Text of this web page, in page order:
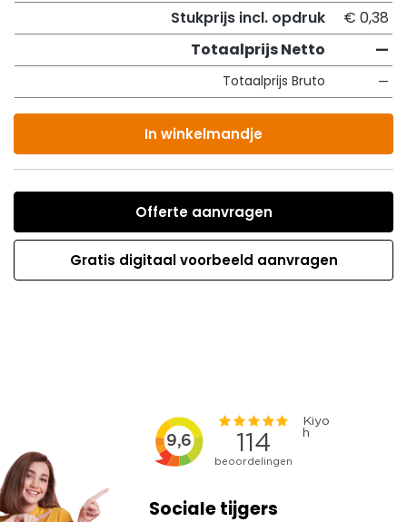
Stukprijs incl. opdruk
€ 0,38
Totaalprijs Netto
—
Totaalprijs Bruto —
In winkelmandje
Offerte aanvragen
Gratis digitaal voorbeeld aanvragen
Sociale tijgers